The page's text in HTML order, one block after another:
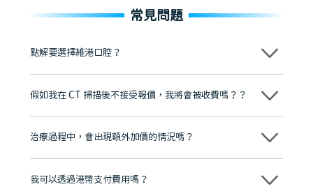
常見問題
點解要選擇維港口腔？
維港口腔踐行「醫道濟世」的大學校訓，各分院匯聚來自香港、內地的
牌」、「2025香港企業領袖品牌」，是諾貝爾種植系統全球放心植牙中
至今已服務超過三十個國家和地區的顧客，受到粵港澳大灣區及周邊城
市市民極高的口碑評價及信任推薦 珠海、深圳設有八大分院，香港亦設
有咨詢及服務保障中心，有任何問題都可以隨時預約免費咨詢，讓人十
假如我在 CT 掃描後不接受報價，我將會被收費嗎？？
不會！只要未開始實際服務之前，你不會被收取任何費用。
治療過程中，會出現額外加價的情況嗎？
不會，治療前我們會詳細說明治療方案及對應的價錢，顧客同意並簽字
我可以透過港幣支付費用嗎？